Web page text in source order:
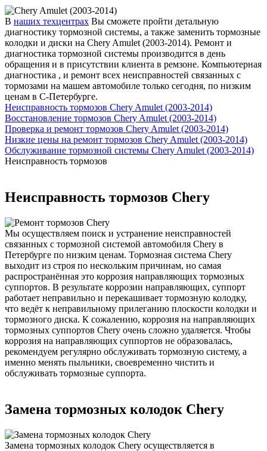
В наших техцентрах Вы сможете пройти детальную
диагностику тормозной системы, а также заменить тормозные
колодки и диски на Chery Amulet (2003-2014). Ремонт и
диагностика тормозной системы производится в день
обращения и в присутствии клиента в ремзоне. Компьютерная
диагностика , и ремонт всех неисправностей связанных с
тормозами на машем автомобиле только сегодня, по низким
ценам в С-Петербурге.
Неисправность тормозов Chery Amulet (2003-2014)
Восстановление тормозов Chery Amulet (2003-2014)
Проверка и ремонт тормозов Chery Amulet (2003-2014)
Низкие цены на ремонт тормозов Chery Amulet (2003-2014)
Обслуживание тормозной системы Chery Amulet (2003-2014)
Неисправность тормозов
Неисправность тормозов Chery
Мы осуществляем поиск и устранение неисправностей
связанных с тормозной системой автомобиля Chery в
Петербурге по низким ценам. Тормозная система Chery
выходит из строя по нескольким причинам, но самая
распространённая это коррозия направляющих тормозных
суппортов. В результате коррозии направляющих, суппорт
работает неправильно и перекашивает тормозную колодку,
что ведёт к неправильному прилеганию плоскости колодки и
тормозного диска. К сожалению, коррозия на направляющих
тормозных суппортов Chery очень сложно удаляется. Чтобы
коррозия на направляющих суппортов не образовалась,
рекомендуем регулярно обслуживать тормозную систему, а
именно менять пыльники, своевременно чистить и
обслуживать тормозные суппорта.
Замена тормозных колодок Chery
Замена тормозных колодок Chery осуществляется в